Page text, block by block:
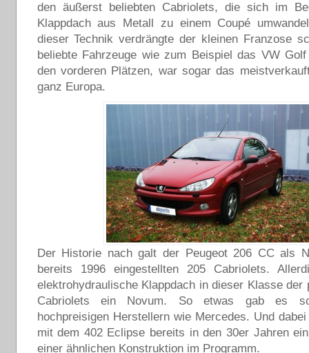
den äußerst beliebten Cabriolets, die sich im
Klappdach aus Metall zu einem Coupé
dieser Technik verdrängte der kleinen Franzose
beliebte Fahrzeuge wie zum Beispiel das VW
den vorderen Plätzen, war sogar das
ganz Europa.
Der Historie nach galt der Peugeot 206 CC als
bereits 1996 eingestellten 205 Cabriolets.
elektrohydraulische Klappdach in dieser Klasse der
Cabriolets ein Novum. So etwas gab es
hochpreisigen Herstellern wie Mercedes. Und
mit dem 402 Eclipse bereits in den 30er Jahren
einer ähnlichen Konstruktion im Programm.